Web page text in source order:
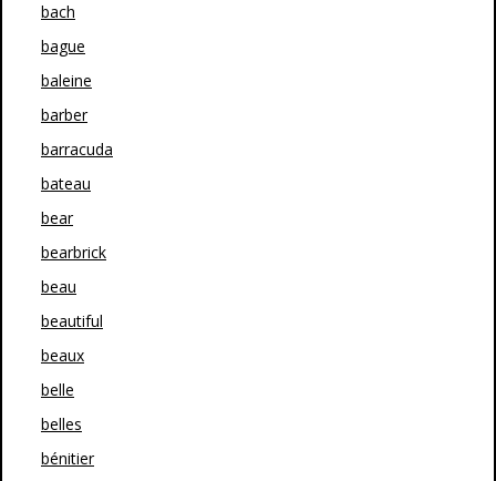
bach
bague
baleine
barber
barracuda
bateau
bear
bearbrick
beau
beautiful
beaux
belle
belles
bénitier